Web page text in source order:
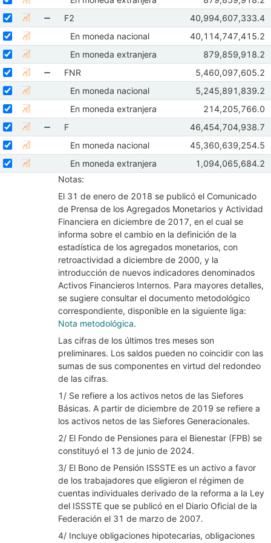
Seleccione sus series
Seleccionar serie F2
Mostrar elementos de F2
F2 Observaciones de
Abr 2026May
40,994,607,333.4
Seleccione sus series
Seleccionar serie En moneda nacionalMostrar gráfica de la serie En moneda nacional
En moneda nacional Observaciones de
Abr 2026May
40,114,747,415.2
Seleccione sus series
Seleccionar serie En moneda extranjeraMostrar gráfica de la serie En moneda extranjera
En moneda extranjera Observaciones
Abr 2026May
879,859,918.2
Seleccione sus series
Seleccionar serie FNR
Mostrar elementos de FNR
FNR Observaciones de
Abr 2026May
5,460,097,605.2
Seleccione sus series
Seleccionar serie En moneda nacionalMostrar gráfica de la serie En moneda nacional
En moneda nacional Observaciones de
Abr 2026May
5,245,891,839.2
Seleccione sus series
Seleccionar serie En moneda extranjeraMostrar gráfica de la serie En moneda extranjera
En moneda extranjera Observaciones
Abr 2026May
214,205,766.0
Seleccione sus series
Seleccionar serie F
Mostrar elementos de F
F Observaciones de F
Abr 2026May
46,454,704,938.7
Seleccione sus series
Seleccionar serie En moneda nacionalMostrar gráfica de la serie En moneda nacional
En moneda nacional Observaciones de
Abr 2026May
45,360,639,254.5
Seleccione sus series
Seleccionar serie En moneda extranjeraMostrar gráfica de la serie En moneda extranjera
En moneda extranjera Observaciones de
Abr 2026May
1,094,065,684.2
Notas:
El 31 de enero de 2018 se publicó el Comunicado
de Prensa de los Agregados Monetarios y Actividad
Financiera en diciembre de 2017, en el cual se
informa sobre el cambio en la definición de la
estadística de los agregados monetarios, con
retroactividad a diciembre de 2000, y la
introducción de nuevos indicadores denominados
Activos Financieros Internos. Para mayores detalles,
se sugiere consultar el documento metodológico
correspondiente, disponible en la siguiente liga:
Nota metodológica.
Las cifras de los últimos tres meses son
preliminares. Los saldos pueden no coincidir con las
sumas de sus componentes en virtud del redondeo
de las cifras.
1/ Se refiere a los activos netos de las Siefores
Básicas. A partir de diciembre de 2019 se refiere a
los activos netos de las Siefores Generacionales.
2/ El Fondo de Pensiones para el Bienestar (FPB) se
constituyó el 13 de junio de 2024.
3/ El Bono de Pensión ISSSTE es un activo a favor
de los trabajadores que eligieron el régimen de
cuentas individuales derivado de la reforma a la Ley
del ISSSTE que se publicó en el Diario Oficial de la
Federación el 31 de marzo de 2007.
4/ Incluye obligaciones hipotecarias, obligaciones